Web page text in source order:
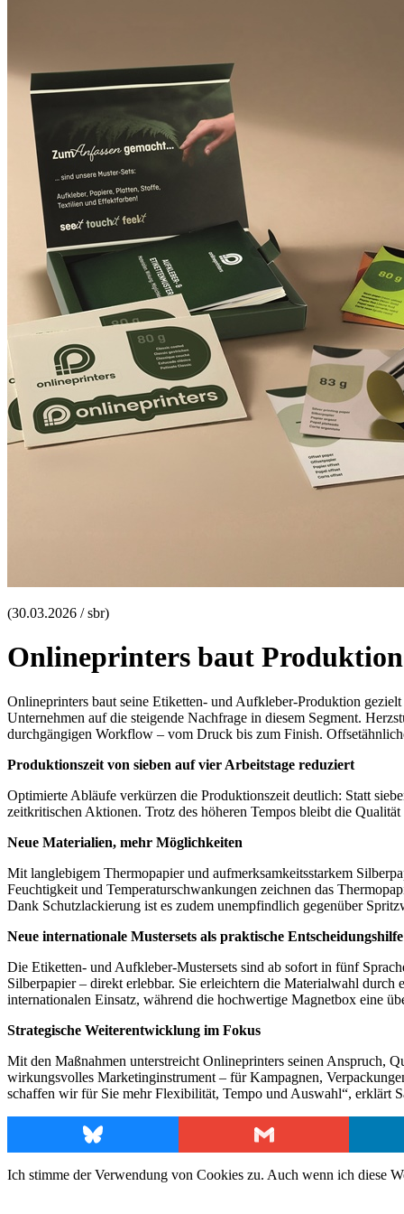
(30.03.2026 / sbr)
Onlineprinters baut
Onlineprinters baut seine Etiketten- und Aufkleber-Produktion
Unternehmen auf die steigende Nachfrage in diesem Segment.
durchgängigen Workflow – vom Druck bis zum Finish.
Produktionszeit von sieben auf vier Arbeitstage reduziert
Optimierte Abläufe verkürzen die Produktionszeit deutlich: Statt
zeitkritischen Aktionen. Trotz des höheren Tempos bleibt die
Neue Materialien, mehr Möglichkeiten
Mit langlebigem Thermopapier und aufmerksamkeitsstarkem
Feuchtigkeit und Temperaturschwankungen zeichnen das
Dank Schutzlackierung ist es zudem unempfindlich gegenüber
Neue internationale Mustersets als praktische Entscheidungshilfe
Die Etiketten- und Aufkleber-Mustersets sind ab sofort in fünf
Silberpapier – direkt erlebbar. Sie erleichtern die Materialwahl
internationalen Einsatz, während die hochwertige Magnetbox eine
Strategische Weiterentwicklung im Fokus
Mit den Maßnahmen unterstreicht Onlineprinters seinen Anspruch,
wirkungsvolles Marketinginstrument – für Kampagnen,
schaffen wir für Sie mehr Flexibilität, Tempo und Auswahl“, erklärt
Bluesky Gmail
Ich stimme der Verwendung von Cookies zu. Auch wenn ich diese